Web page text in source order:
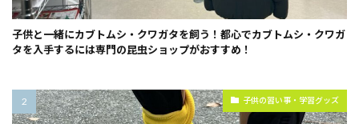
子供と一緒にカブトムシ・クワガタを飼う！都心でカブトムシ・クワガ
タを入手するには専門の昆虫ショップがおすすめ！
子供の習い事・学習グッズ